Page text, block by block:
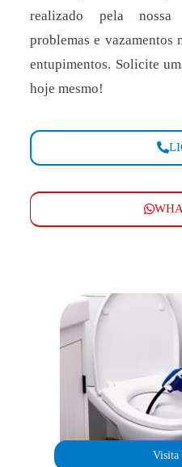
realizado pela nossa
problemas e vazamentos
entupimentos. Solicite
hoje mesmo!
Visita